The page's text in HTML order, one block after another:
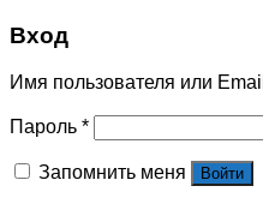
Вход
Имя пользователя или Email
Пароль *
Запомнить меня Войти